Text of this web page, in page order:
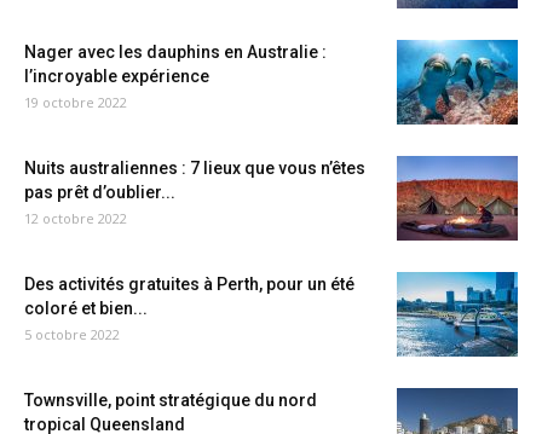
Nager avec les dauphins en Australie :
l’incroyable expérience
19 octobre 2022
Nuits australiennes : 7 lieux que vous n’êtes
pas prêt d’oublier...
12 octobre 2022
Des activités gratuites à Perth, pour un été
coloré et bien...
5 octobre 2022
Townsville, point stratégique du nord
tropical Queensland